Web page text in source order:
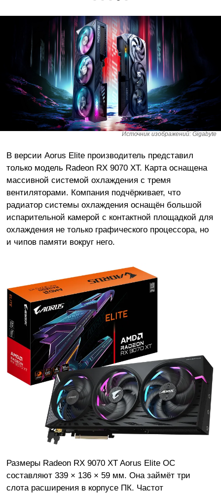
Источник изображений: Gigabyte
В версии Aorus Elite производитель представил
только модель Radeon RX 9070 XT. Карта оснащена
массивной системой охлаждения с тремя
вентиляторами. Компания подчёркивает, что
радиатор системы охлаждения оснащён большой
испарительной камерой с контактной площадкой для
охлаждения не только графического процессора, но
и чипов памяти вокруг него.
Размеры Radeon RX 9070 XT Aorus Elite OC
составляют 339 × 136 × 59 мм. Она займёт три
слота расширения в корпусе ПК. Частот